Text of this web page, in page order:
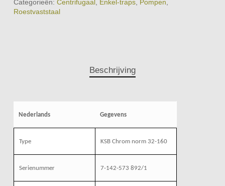
Categorieën: Centrifugaal, Enkel-traps, Pompen
Roestvaststaal
Beschrijving
Nederlands Gegevens
Type KSB Chrom norm 32-160
Serienummer 7-142-573 892/1